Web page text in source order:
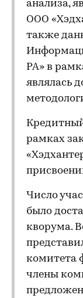
анализа,
ООО
также
РА» в
являлась
рамках
Число
было
кворума.
комитета
члены